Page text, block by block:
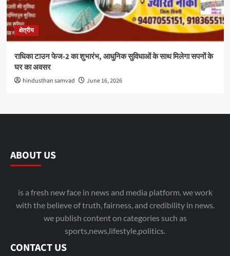
क्षेत्रीय
राधिका टाउन फेज-2 का शुभारंभ, आधुनिक सुविधाओं के साथ मिलेगा सपनों के
घर का अवसर
hindusthan samvad June 16, 2026
ABOUT US
is a fresh new face in news and media platform. we work
with the believe of truth, fairness, and credibility in news.
we publish content on categories such as
sports,news,lifestyle,politics.
CONTACT US